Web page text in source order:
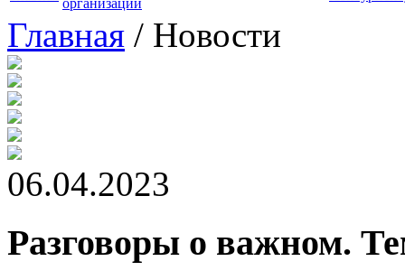
организации
Главная / Новости
06.04.2023
Разговоры о важном.